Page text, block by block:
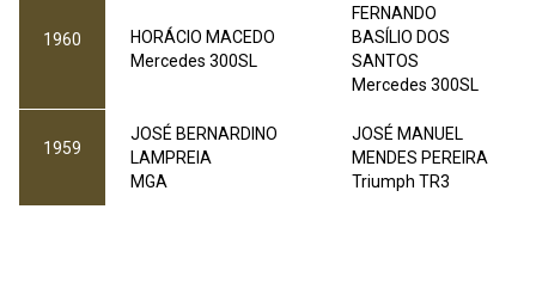
1960
HORÁCIO MACEDO
Mercedes 300SL
FERNANDO
BASÍLIO DOS
SANTOS
Mercedes 300SL
1959
JOSÉ BERNARDINO
LAMPREIA
MGA
JOSÉ MANUEL
MENDES PEREIRA
Triumph TR3